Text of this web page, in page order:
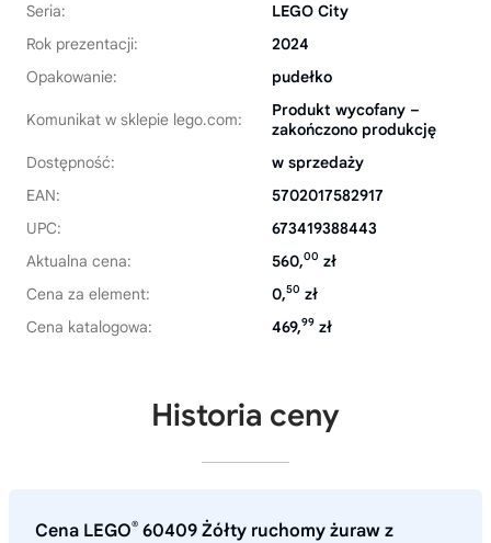
Seria:
LEGO City
Rok prezentacji:
2024
Opakowanie:
pudełko
Komunikat w sklepie lego.com:
Produkt wycofany –
zakończono produkcję
Dostępność:
w sprzedaży
EAN:
5702017582917
UPC:
673419388443
Aktualna cena:
560,00 zł
Cena za element:
0,50 zł
Cena katalogowa:
469,99 zł
Historia ceny
Cena LEGO® 60409 Żółty ruchomy żuraw z